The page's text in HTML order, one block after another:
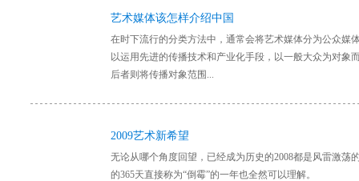
艺术媒体该怎样介绍中国
在时下流行的分类方法中，通常会将艺术媒体分为公众媒
以运用先进的传播技术和产业化手段，以一般大众为对象
后者则将传播对象范围...
2009艺术新希望
无论从哪个角度回望，已经成为历史的2008都是风雷激荡
的365天直接称为“倒霉”的一年也全然可以理解。